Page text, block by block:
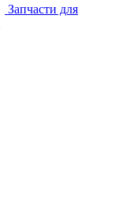
Запчасти для